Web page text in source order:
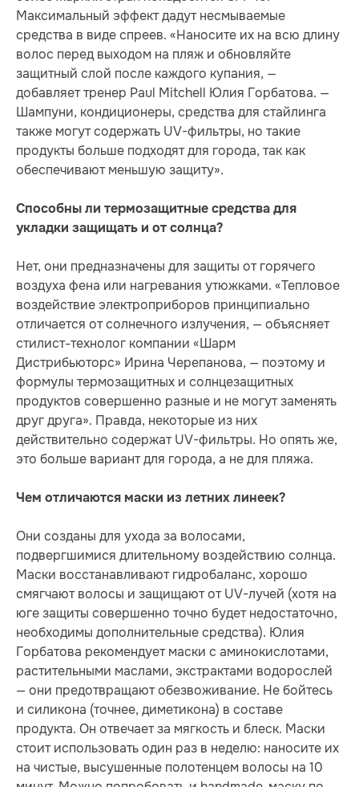
Максимальный эффект дадут несмываемые
средства в виде спреев. «Наносите их на всю длину
волос перед выходом на пляж и обновляйте
защитный слой после каждого купания, —
добавляет тренер Paul Mitchell Юлия Горбатова. —
Шампуни, кондиционеры, средства для стайлинга
также могут содержать UV-фильтры, но такие
продукты больше подходят для города, так как
обеспечивают меньшую защиту».
Способны ли термозащитные средства для
укладки защищать и от солнца?
Нет, они предназначены для защиты от горячего
воздуха фена или нагревания утюжками. «Тепловое
воздействие электроприборов принципиально
отличается от солнечного излучения, — объясняет
стилист-технолог компании «Шарм
Дистрибьюторс» Ирина Черепанова, — поэтому и
формулы термозащитных и солнцезащитных
продуктов совершенно разные и не могут заменять
друг друга». Правда, некоторые из них
действительно содержат UV-фильтры. Но опять же,
это больше вариант для города, а не для пляжа.
Чем отличаются маски из летних линеек?
Они созданы для ухода за волосами,
подвергшимися длительному воздействию солнца.
Маски восстанавливают гидробаланс, хорошо
смягчают волосы и защищают от UV-лучей (хотя на
юге защиты совершенно точно будет недостаточно,
необходимы дополнительные средства). Юлия
Горбатова рекомендует маски с аминокислотами,
растительными маслами, экстрактами водорослей
— они предотвращают обезвоживание. Не бойтесь
и силикона (точнее, диметикона) в составе
продукта. Он отвечает за мягкость и блеск. Маски
стоит использовать один раз в неделю: наносите их
на чистые, высушенные полотенцем волосы на 10